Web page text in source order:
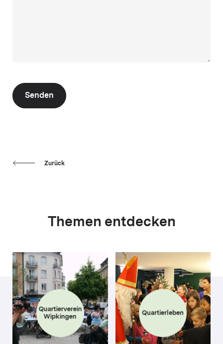
Senden
Zurück
Themen entdecken
Quartierverein
Wipkingen
Quartierleben